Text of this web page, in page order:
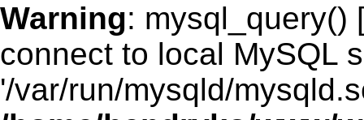
Warning: mysql_query()
connect to local MySQL
'/var/run/mysqld/